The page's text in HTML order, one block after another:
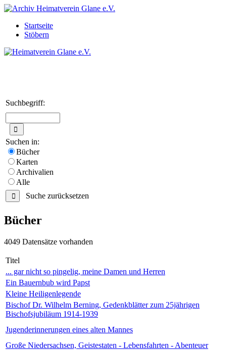
Startseite
Stöbern
Suchbegriff:
Suchen in:
Bücher
Karten
Archivalien
Alle
Suche zurücksetzen
Bücher
4049 Datensätze vorhanden
Titel
... gar nicht so pingelig, meine Damen und Herren
Ein Bauernbub wird Papst
Kleine Heiligenlegende
Bischof Dr. Wilhelm Berning, Gedenkblätter zum 25jährigen
Bischofsjubiläum 1914-1939
Jugenderinnerungen eines alten Mannes
Große Niedersachsen, Geistestaten - Lebensfahrten - Abenteuer